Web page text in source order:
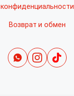
конфиденциальности
Возврат и обмен